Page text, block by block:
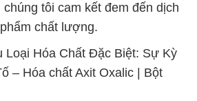
tôi cam kết đem đến dịch
chất lượng.
Loại Hóa Chất Đặc Biệt: Sự Kỳ
– Hóa chất Axit Oxalic | Bột